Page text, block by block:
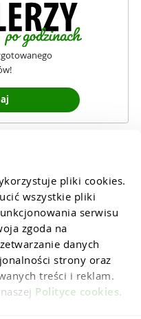
pliki cookies.
wszystkie pliki
serwisu
zgoda na
danych
strony oraz
treści i reklam.
Polityce cookies.